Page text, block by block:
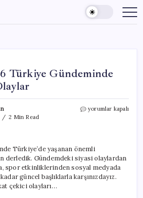
Türkiye Gündeminde
2 Min Read
21
Öne
Çıkan
Olaylar
için
yorumlar kapalı
Türkiye’de yaşanan önemli
derledik. Gündemdeki siyasi olaylardan
spor etkinliklerinden sosyal medyada
güncel başlıklarla karşınızdayız.
çekici olayları…